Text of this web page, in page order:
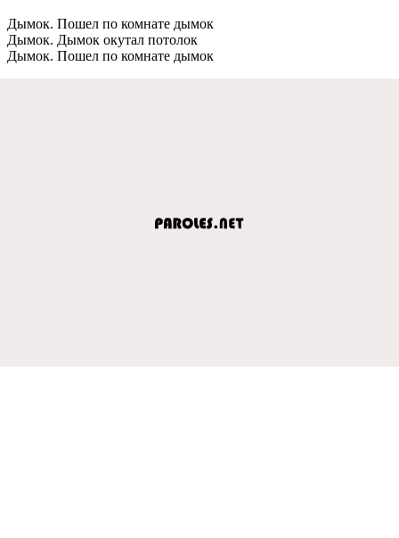
Дымок. Пошeл по комнатe дымок
Дымок. Дымок окутал потолок
Дымок. Пошeл по комнатe дымок